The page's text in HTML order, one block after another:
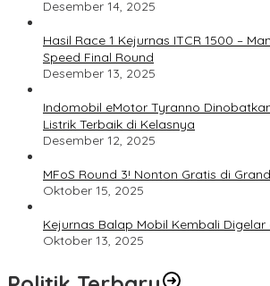
Desember 14, 2025
Hasil Race 1 Kejurnas ITCR 1500 –
Speed Final Round
Desember 13, 2025
Indomobil eMotor Tyranno
Listrik Terbaik di Kelasnya
Desember 12, 2025
MFoS Round 3! Nonton Gratis di
Oktober 15, 2025
Kejurnas Balap Mobil Kembali Digelar
Oktober 13, 2025